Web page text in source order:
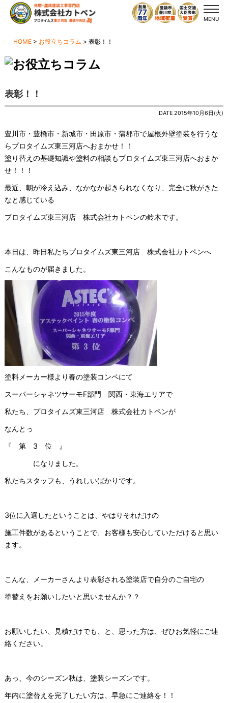
MENU
HOME > お役立ちコラム >表彰！！
表彰！！
DATE 2015年10月6日(火)
豊川市・豊橋市・新城市・田原市・蒲郡市で屋根外壁塗装を行うな
らプロタイムズ東三河店へおまかせ！！
塗り替えの基礎知識や塗料の相談もプロタイムズ東三河店へおまか
せ！！！
最近、朝が冷え込み、なかなか起きられなくなり、完全に秋がきた
なと感じている
プロタイムズ東三河店 株式会社カトペンの鈴木です。
本日は、昨日私たちプロタイムズ東三河店 株式会社カトペンへ
こんなものが届きました。
塗料メーカー様より春の塗装コンペにて
スーパーシャネツサーモF部門 関西・東海エリアで
私たち、プロタイムズ東三河店 株式会社カトペンが
なんとっ
『 第 3 位 』
になりました。
私たちスタッフも、うれしいばかりです。
3位に入選したということは、やはりそれだけの
施工件数があるということで、お客様も安心していただけると思い
ます。
こんな、メーカーさんより表彰される塗装店で自分のご自宅の
塗替えをお願いしたいと思いませんか？？
お願いしたい、見積だけでも、と、思った方は、ぜひお気軽にご連
絡ください。
あっ、今のシーズン秋は、塗装シーズンです。
年内に塗替えを完了したい方は、早急にご連絡を！！